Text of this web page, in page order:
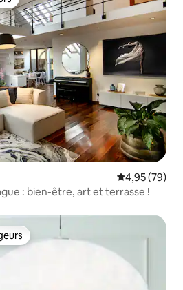
Évaluation
4,95 (79)
: bien-être, art et terrasse !
les plus appréciés